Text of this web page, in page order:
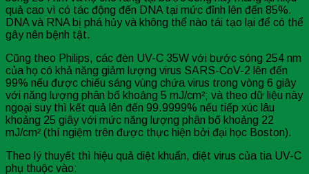
quả cao vì có tác động đến DNA tại mức đỉnh lên đến 85%.
DNA và RNA bị phá hủy và không thể nào tái tạo lại để có thể
gây nên bệnh tật.
Cũng theo Philips, các đèn UV-C 35W với bước sóng 254 nm
của họ có khả năng giảm lượng virus SARS-CoV-2 lên đến
99% nếu được chiếu sáng vùng chứa virus trong vòng 6 giây
với năng lượng phân bố khoảng 5 mJ/cm²; và theo dữ liệu này
ngoại suy thì kết quả lên đến 99.9999% nếu tiếp xúc lâu
khoảng 25 giây với mức năng lượng phân bố khoảng 22
mJ/cm² (thí ngiệm trên được thực hiện bởi đại học Boston).
Theo lý thuyết thì hiệu quả diệt khuẩn, diệt virus của tia UV-C
phụ thuộc vào: